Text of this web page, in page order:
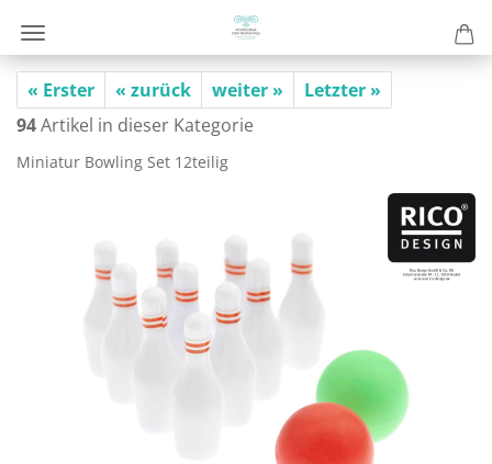
« Erster « zurück weiter »
Letzter »
94Artikel in dieser Kategorie
Mi­nia­tur Bow­ling Set 12teilig